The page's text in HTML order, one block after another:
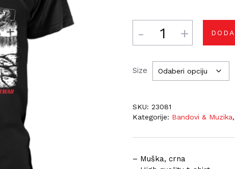
– Muška, crna
Size
SKU:23081
Kategorije: Bandovi & Muzika,